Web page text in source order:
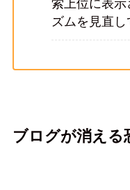
索上位に表示
ズムを見直し
ブログが消える